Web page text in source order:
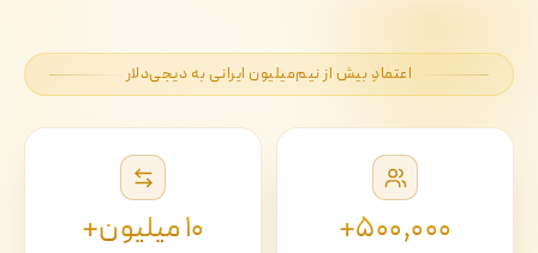
اعتمادِ بیش از نیم‌میلیون ایرانی به دیجی‌دلار
۵۰۰٬۰۰۰+ ۱۰ میلیون+